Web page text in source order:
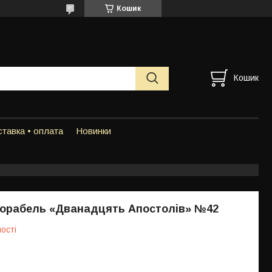
Кошик
Кошик
• оплата Новинки
«Дванадцять Апостолів» №42